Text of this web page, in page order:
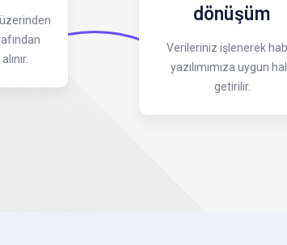
dönüşüm
Verileriniz işlenerek
yazılımımıza uygun
getirilir.